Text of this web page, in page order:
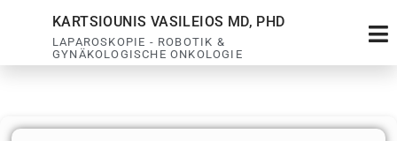
KARTSIOUNIS VASILEIOS MD, PHD
LAPAROSKOPIE - ROBOTIK &
GYNÄKOLOGISCHE ONKOLOGIE